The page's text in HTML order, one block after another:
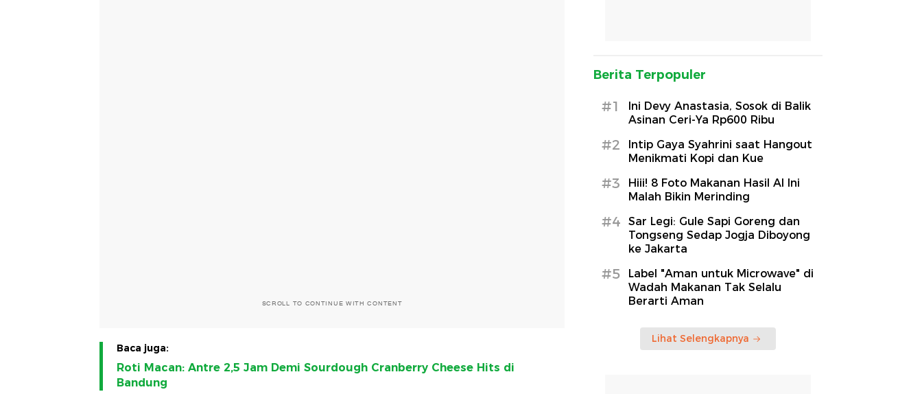
SCROLL TO CONTINUE WITH CONTENT
Baca juga:
Roti Macan: Antre 2,5 Jam Demi Sourdough Cranberry Cheese Hits di
Bandung
Berita Terpopuler
#1
Ini Devy Anastasia, Sosok di Balik
Asinan Ceri-Ya Rp600 Ribu
#2
Intip Gaya Syahrini saat Hangout
Menikmati Kopi dan Kue
#3
Hiii! 8 Foto Makanan Hasil AI Ini
Malah Bikin Merinding
#4
Sar Legi: Gule Sapi Goreng dan
Tongseng Sedap Jogja Diboyong
ke Jakarta
#5
Label "Aman untuk Microwave" di
Wadah Makanan Tak Selalu
Berarti Aman
Lihat Selengkapnya